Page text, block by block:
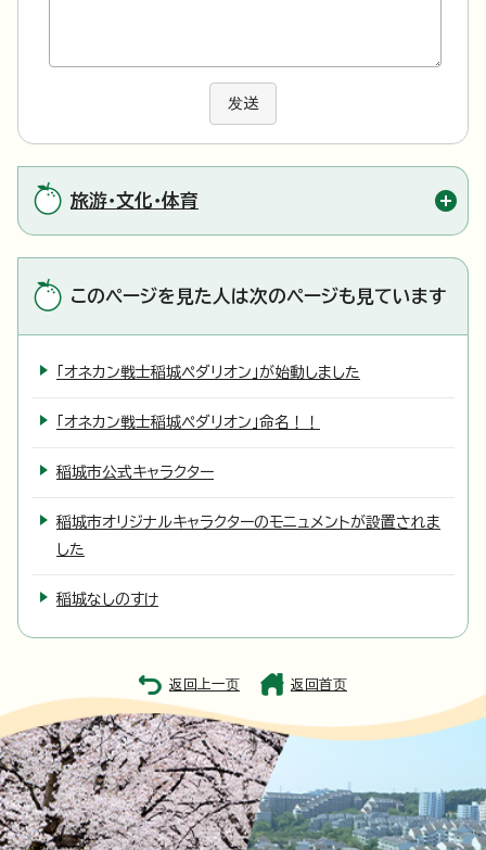
发送
旅游・文化・体育
このページを見た人は次のページも見ています
「オネカン戦士稲城ペダリオン」が始動しました
「オネカン戦士稲城ペダリオン」命名！！
稲城市公式キャラクター
稲城市オリジナルキャラクターのモニュメントが設置されま
した
稲城なしのすけ
返回上一页 返回首页